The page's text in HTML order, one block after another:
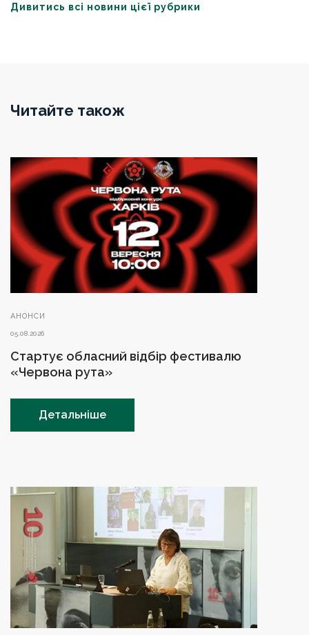
Дивитись всі новини цієї рубрики
Читайте також
АНОНСИ
05.08.2026
Стартує обласний відбір фестивалю
«Червона рута»
Детальніше